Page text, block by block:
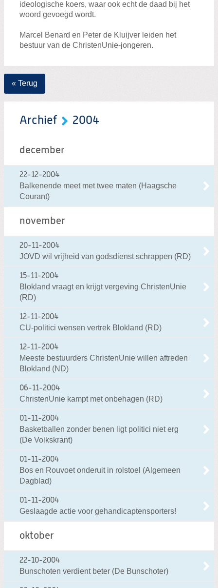
ideologische koers, waar ook echt de daad bij het
woord gevoegd wordt.
Marcel Benard en Peter de Kluijver leiden het
bestuur van de ChristenUnie-jongeren.
« Terug
Archief 2004
december
22-12-2004
Balkenende meet met twee maten (Haagsche
Courant)
november
20-11-2004
JOVD wil vrijheid van godsdienst schrappen (RD)
15-11-2004
Blokland vraagt en krijgt vergeving ChristenUnie
(RD)
12-11-2004
CU-politici wensen vertrek Blokland (RD)
12-11-2004
Meeste bestuurders ChristenUnie willen aftreden
Blokland (ND)
06-11-2004
ChristenUnie kampt met onbehagen (RD)
01-11-2004
Basketballen zonder benen ligt politici niet erg
(De Volkskrant)
01-11-2004
Bos en Rouvoet onderuit in rolstoel (Algemeen
Dagblad)
01-11-2004
Geslaagde actie voor gehandicaptensporters!
oktober
22-10-2004
Bunschoten verdient beter (De Bunschoter)